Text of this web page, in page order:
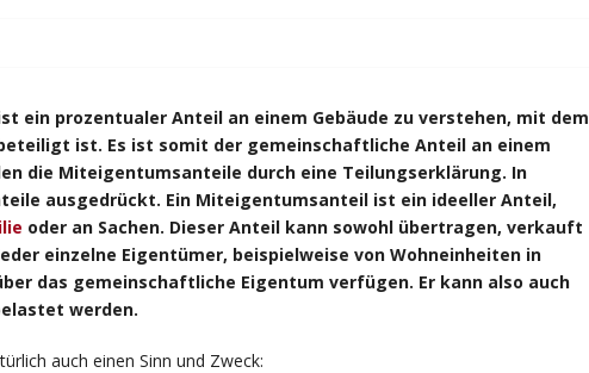
ein prozentualer Anteil an einem Gebäude zu verstehen, mit dem
ist. Es ist somit der gemeinschaftliche Anteil an einem
die Miteigentumsanteile durch eine Teilungserklärung. In
ausgedrückt. Ein Miteigentumsanteil ist ein ideeller Anteil,
oder an Sachen. Dieser Anteil kann sowohl übertragen, verkauft
einzelne Eigentümer, beispielweise von Wohneinheiten in
das gemeinschaftliche Eigentum verfügen. Er kann also auch
werden.
auch einen Sinn und Zweck: